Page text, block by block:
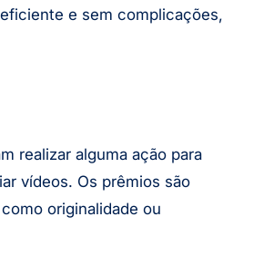
e sem complicações,
realizar alguma ação para
vídeos. Os prêmios são
originalidade ou